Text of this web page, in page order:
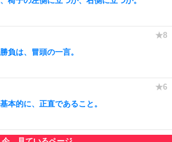
負は、冒頭の一言。
本的に、正直であること。